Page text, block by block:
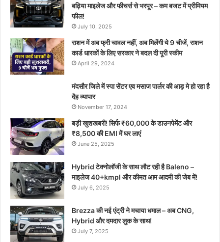
बढ़िया माइलेज और फीचर्स से भरपूर – कम बजट में प्रीमियम
फील!
July 10, 2025
राशन में अब फ्री चावल नहीं, अब मिलेंगी ये 9 चीजें, राशन
कार्ड धारकों के लिए सरकार ने बदल दी पूरी स्कीम
April 29, 2024
मंदसौर जिले में स्पा सेंटर एव मसाज पार्लर की आड़ मे हो रहा है
दैह व्यापार
November 17, 2024
बड़ी खुशखबरी! सिर्फ ₹60,000 के डाउनपेमेंट और
₹8,500 की EMI में घर लाएं
June 25, 2025
Hybrid टेक्नोलॉजी के साथ लौट रही है Baleno –
माइलेज 40+kmpl और कीमत आम आदमी की जेब में!
July 6, 2025
Brezza की नई एंट्री ने मचाया धमाल – अब CNG,
Hybrid और दमदार लुक के साथ!
July 7, 2025